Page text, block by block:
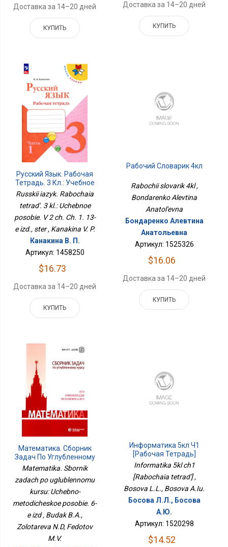
Доставка за 14–20 дней
КУПИТЬ
Доставка за 14–20 дней
КУПИТЬ
Русский Язык. Рабочая
Тетрадь. 3 Кл.: Учебное
Пособие. В 2 Ч. Ч. 1. 13-Е
Изд., Стер
Russkii iazyk. Rabochaia
tetrad'. 3 kl.: Uchebnoe
posobie. V 2 ch. Ch. 1. 13-
e izd., ster , Kanakina V. P.
Канакина В. П.
Артикул: 1458250
$16.73
Доставка за 14–20 дней
КУПИТЬ
Рабочий Словарик 4кл
Rabochii slovarik 4kl ,
Bondarenko Alevtina
Anatol'evna
Бондаренко Алевтина
Анатольевна
Артикул: 1525326
$16.06
Доставка за 14–20 дней
КУПИТЬ
Математика. Сборник
Задач По Углубленному
Курсу: Учебно-
6-Е Изд
Matematika. Sbornik
zadach po uglublennomu
kursu: Uchebno-
metodicheskoe posobie. 6-
e izd , Budak B.A.,
Zolotareva N.D, Fedotov
M.V.
Информатика 5кл Ч1
[Рабочая Тетрадь]
Informatika 5kl ch1
[Rabochaia tetrad'] ,
Bosova L.L., Bosova A.Iu.
Босова Л.Л., Босова
А.Ю.
Артикул: 1520298
$14.52